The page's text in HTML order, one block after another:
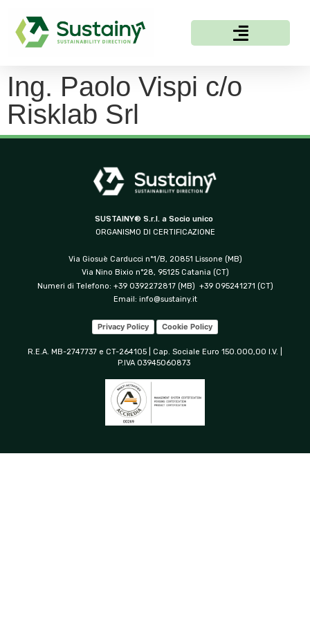
Ing. Paolo Vispi c/o
Risklab Srl
SUSTAINY® S.r.l. a Socio unico
ORGANISMO DI CERTIFICAZIONE
Via Giosuè Carducci n°1/B, 20851 Lissone (MB)
Via Nino Bixio n°28, 95125 Catania (CT)
Numeri di Telefono: +39 0392272817 (MB) +39 095241271 (CT)
Email: info@sustainy.it
Privacy Policy Cookie Policy
R.E.A. MB-2747737 e CT-264105 | Cap. Sociale Euro 150.000,00 I.V. |
P.IVA 03945060873